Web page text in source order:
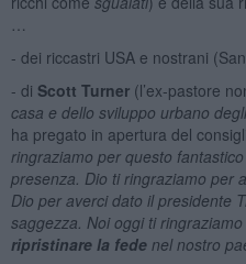
- dei riccastri USA e nostrani
- di Scott Turner(l’ex-pastore
casa e dello sviluppo urbano
ha pregato in apertura del
ringraziamo per questo
presenza. Dio ti ringraziamo per
Dio per averci dato il presidente
saggezza. Noi oggi ti
ripristinare la fedenel nostro